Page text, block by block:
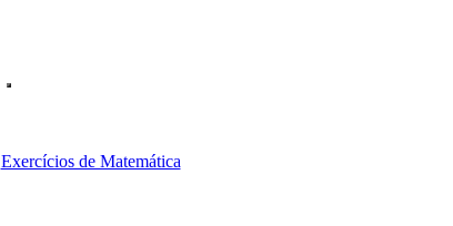
Exercícios de Matemática